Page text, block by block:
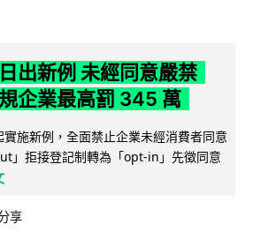
出新例 未經同意嚴禁
企業最高罰 345 萬
施新例，全面禁止企業未經消費者同意
」拒接登記制轉為「opt-in」先徵同意
享